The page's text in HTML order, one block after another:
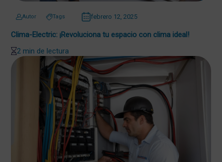
Autor Tags febrero 12, 2025
Clima-Electric: ¡Revoluciona tu espacio con clima ideal!
2 min de lectura